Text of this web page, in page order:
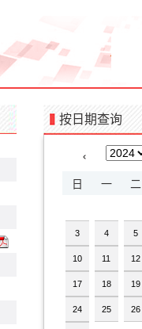
按日期查询
‹
日 一 二
3 4 5
10 11 12
17 18 19
24 25 26